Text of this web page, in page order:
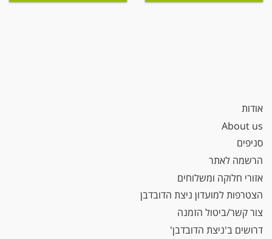
אודות
About us
סניפים
הרשמה לאתר
אזורי חלוקה ומשלוחים
הצטרפות למועדון ניצת הדובדבן
צור קשר/ביטול הזמנה
דרושים ב'ניצת הדובדבן'